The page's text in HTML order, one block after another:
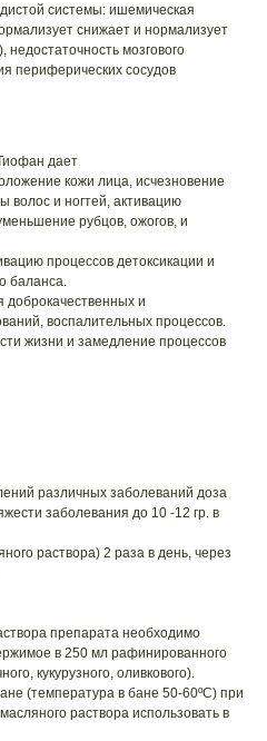
системы: ишемическая
снижает и нормализует
недостаточность мозгового
периферических сосудов
дает
кожи лица, исчезновение
волос и ногтей, активацию
рубцов, ожогов, и
процессов детоксикации и
баланса.
доброкачественных и
воспалительных процессов.
жизни и замедление процессов
различных заболеваний доза
заболевания до 10 -12 гр. в
раствора) 2 раза в день, через
препарата необходимо
в 250 мл рафинированного
кукурузного, оливкового).
(температура в бане 50-60ºС) при
раствора использовать в